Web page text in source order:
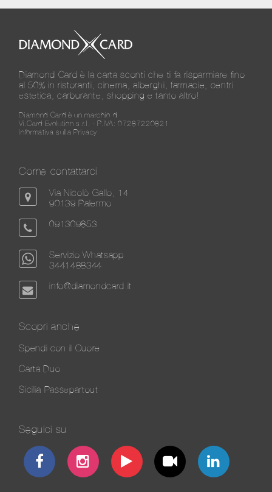
Diamond Card è la carta sconti che ti fa risparmiare fino
al 50% in ristoranti, cinema, alberghi, farmacie, centri
estetica, carburante, shopping e tanto altro!
Diamond Card è un marchio di
Vi.Card Evolution s.r.l. - P.IVA: 07287220821
Informativa sulla Privacy
Come contattarci
Via Nicolò Gallo, 14
90139 Palermo
091309853
Servizio Whatsapp
3441488344
info@diamondcard.it
Scopri anche
Spendi con il Cuore
Carta Duo
Sicilia Passepartout
Seguici su